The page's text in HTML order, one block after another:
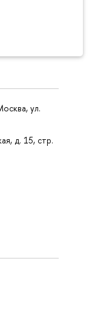
ул.
д. 15, стр.